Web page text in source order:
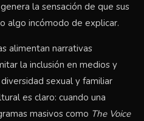
la sensación de que sus
algo incómodo de explicar.
alimentan narrativas
la inclusión en medios y
sexual y familiar
es claro: cuando una
masivos como The Voice